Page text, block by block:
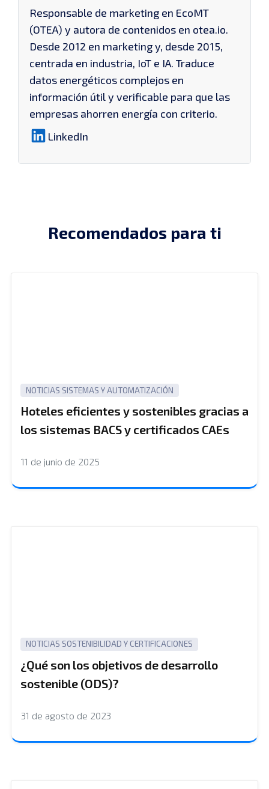
Responsable de marketing en EcoMT
(OTEA) y autora de contenidos en otea.io.
Desde 2012 en marketing y, desde 2015,
centrada en industria, IoT e IA. Traduce
datos energéticos complejos en
información útil y verificable para que las
empresas ahorren energía con criterio.
LinkedIn
Recomendados para ti
NOTICIAS SISTEMAS Y AUTOMATIZACIÓN
Hoteles eficientes y sostenibles gracias a
los sistemas BACS y certificados CAEs
11 de junio de 2025
NOTICIAS SOSTENIBILIDAD Y CERTIFICACIONES
¿Qué son los objetivos de desarrollo
sostenible (ODS)?
31 de agosto de 2023